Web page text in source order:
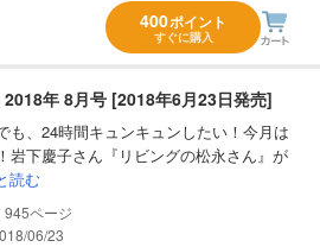
400ポイント
すぐに購入
2018年 8月号 [2018年6月23日発売]
も、24時間キュンキュンしたい！今月は
岩下慶子さん『リビングの松永さん』が
読む
945
06/23